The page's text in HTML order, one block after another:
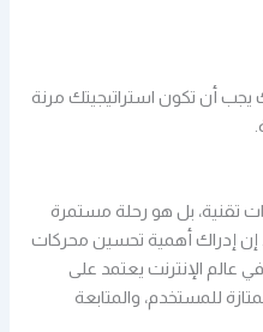
يجب أن تكون استراتيجيتك مرنة
تقنية، بل هو رحلة مستمرة
إدراك أهمية تحسين محركات
عالم الإنترنت يعتمد على
للمستخدم، والمتابعة